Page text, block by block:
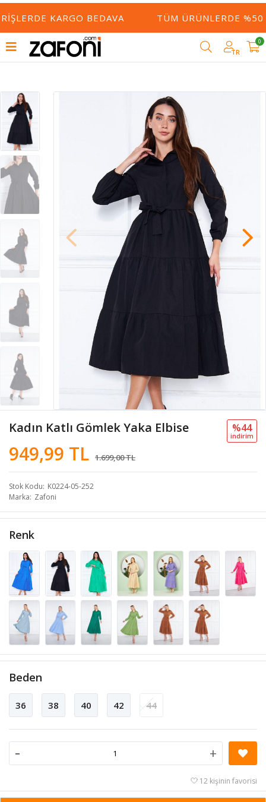
KARGO BEDAVA TÜM ÜRÜNLERDE %50
TR
0
Kadın Katlı Gömlek Yaka Elbise
949,99 TL 1.699,00 TL
%44
i̇ndi̇ri̇m
Stok Kodu K0224-05-252
Marka Zafoni
Renk
Beden
36 38 40 42 44
- +
12 kişinin favorisi